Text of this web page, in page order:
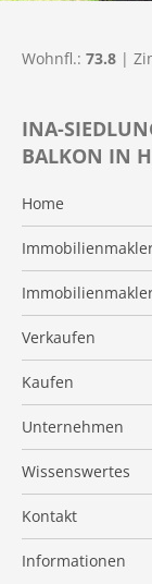
INA-
BALKON IN
Home
Verkaufen
Verkaufsanfrage
Referenzobjekte
Wertermittlung
Vermarktung
Kaufen
Finanzierung
Suchauftrag
Unternehmen
Über uns
Kundenstimmen
Stielke-Facts
Wissenswertes
Immobilien News
Immobilien ABC
Kontakt
Impressum
Informationen
Wohnfl.: 73.8 |